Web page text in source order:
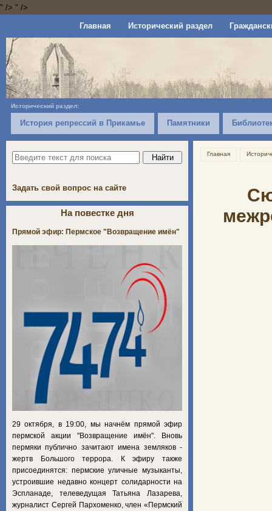
" /> " />
Главная
Исторический раздел
Исторический раздел:
История репрессий в Прикамье Памятники
Главная
Задать свой вопрос на сайте
На повестке дня
Прямой эфир: Пермское "Возвращение имён"
29 октября, в 19:00, мы начнём прямой эфир
пермской акции "Возвращение имён". Вновь
пермяки публично зачитают имена земляков -
жертв Большого террора. К эфиру также
присоединятся: пермские уличные музыканты,
устроившие недавно концерт солидарности на
Эспланаде, телеведущая Татьяна Лазарева,
журналист Сергей Пархоменко, член «Пермский